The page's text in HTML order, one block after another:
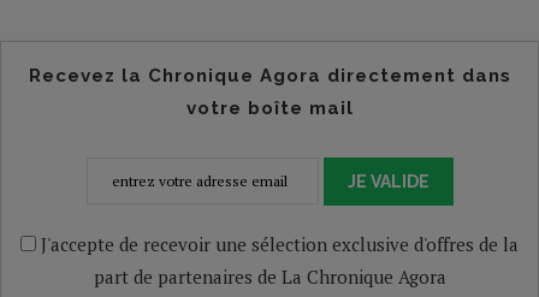
Recevez la Chronique Agora directement dans
votre boîte mail
JE VALIDE
J'accepte de recevoir une sélection exclusive d'offres de la
part de partenaires de La Chronique Agora